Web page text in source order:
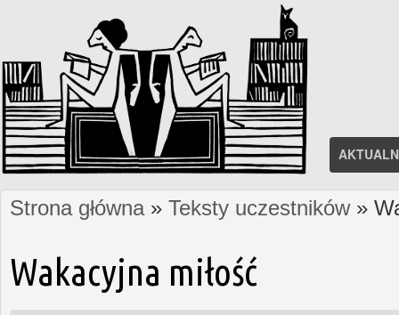
Jesteś tutaj
Strona główna» Teksty uczestników»
Wakacyjna miłość